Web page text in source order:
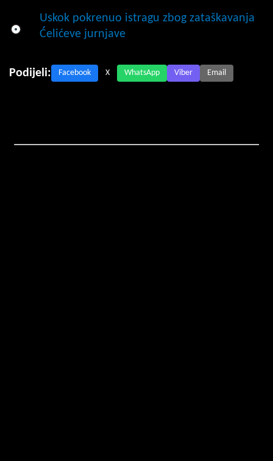
Uskok pokrenuo istragu zbog zataškavanja
Ćelićeve jurnjave
Podijeli: Facebook X WhatsApp Viber Email